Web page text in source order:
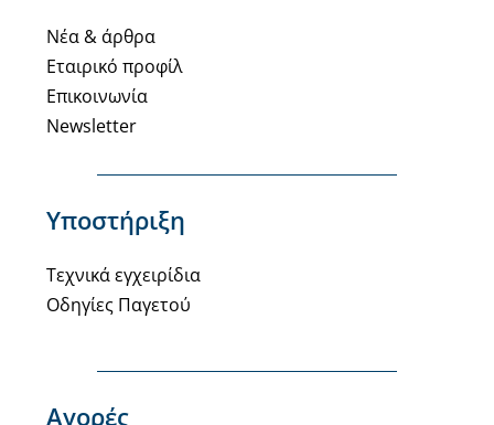
Νέα & άρθρα
Εταιρικό προφίλ
Επικοινωνία
Newsletter
Υποστήριξη
Τεχνικά εγχειρίδια
Οδηγίες Παγετού
Αγορές